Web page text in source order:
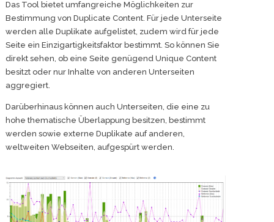
Das Tool bietet umfangreiche Möglichkeiten zur
Bestimmung von Duplicate Content. Für jede Unterseite
werden alle Duplikate aufgelistet, zudem wird für jede
Seite ein Einzigartigkeitsfaktor bestimmt. So können Sie
direkt sehen, ob eine Seite genügend Unique Content
besitzt oder nur Inhalte von anderen Unterseiten
aggregiert.
Darüberhinaus können auch Unterseiten, die eine zu
hohe thematische Überlappung besitzen, bestimmt
werden sowie externe Duplikate auf anderen,
weltweiten Webseiten, aufgespürt werden.